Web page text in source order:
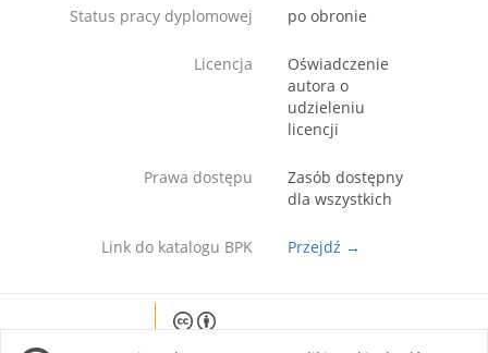
Status pracy dyplomowej po obronie
Licencja
Oświadczenie
autora o
udzieleniu
licencji
Prawa dostępu
Zasób dostępny
dla wszystkich
Link do katalogu BPK Przejdź →